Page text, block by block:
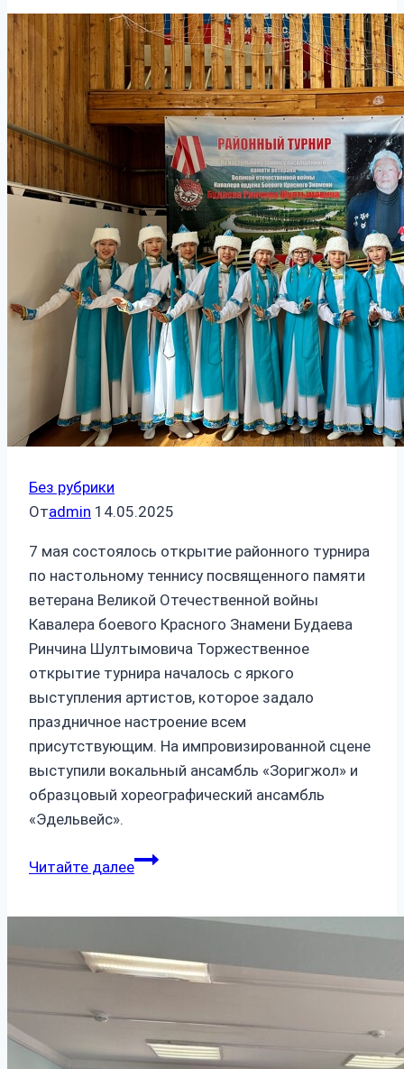
Без рубрики
Отadmin 14.05.2025
7 мая состоялось открытие районного турнира
по настольному теннису посвященного памяти
ветерана Великой Отечественной войны
Кавалера боевого Красного Знамени Будаева
Ринчина Шултымовича Торжественное
открытие турнира началось с яркого
выступления артистов, которое задало
праздничное настроение всем
присутствующим. На импровизированной сцене
выступили вокальный ансамбль «Зоригжол» и
образцовый хореографический ансамбль
«Эдельвейс».
Читайте далее